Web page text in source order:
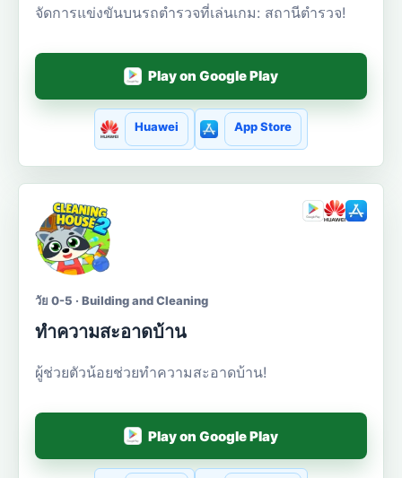
จัดการแข่งขันบนรถตำรวจที่เล่นเกม: สถานีตำรวจ!
Play on Google Play
Huawei App Store
วัย 0-5 · Building and Cleaning
ทำความสะอาดบ้าน
ผู้ช่วยตัวน้อยช่วยทำความสะอาดบ้าน!
Play on Google Play